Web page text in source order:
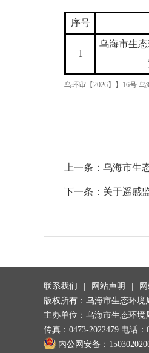
序号
1
乌海市生
乌环审【2026】】16号
上一条： 乌海市生
下一条： 关于遥感
联系我们 网站声明
版权所有：乌海市生态环境
主办单位：乌海市生态环
传真：0473-2022479 电话：
内公网安备：